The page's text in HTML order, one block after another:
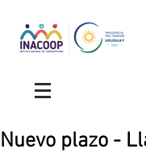
Nuevo plazo -